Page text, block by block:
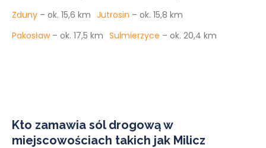
Zduny – ok. 15,6 km Jutrosin – ok. 15,8 km
Pakosław – ok. 17,5 km Sulmierzyce – ok. 20,4 km
Kto zamawia sól drogową w
miejscowościach takich jak Milicz